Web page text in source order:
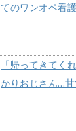
てのワンオペ看
「帰ってきてく
かりおじさん…甘